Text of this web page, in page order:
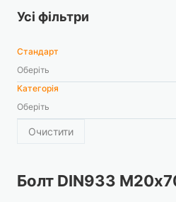
Усі фільтри
Стандарт
Оберіть
Категорія
Оберіть
Очистити
Болт DIN933